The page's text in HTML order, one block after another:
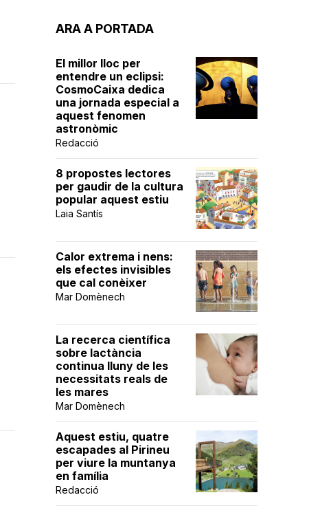
ARA A PORTADA
El millor lloc per
entendre un eclipsi:
CosmoCaixa dedica
una jornada especial a
aquest fenomen
astronòmic
Redacció
8 propostes lectores
per gaudir de la cultura
popular aquest estiu
Laia Santís
Calor extrema i nens:
els efectes invisibles
que cal conèixer
Mar Domènech
La recerca científica
sobre lactància
continua lluny de les
necessitats reals de
les mares
Mar Domènech
Aquest estiu, quatre
escapades al Pirineu
per viure la muntanya
en família
Redacció